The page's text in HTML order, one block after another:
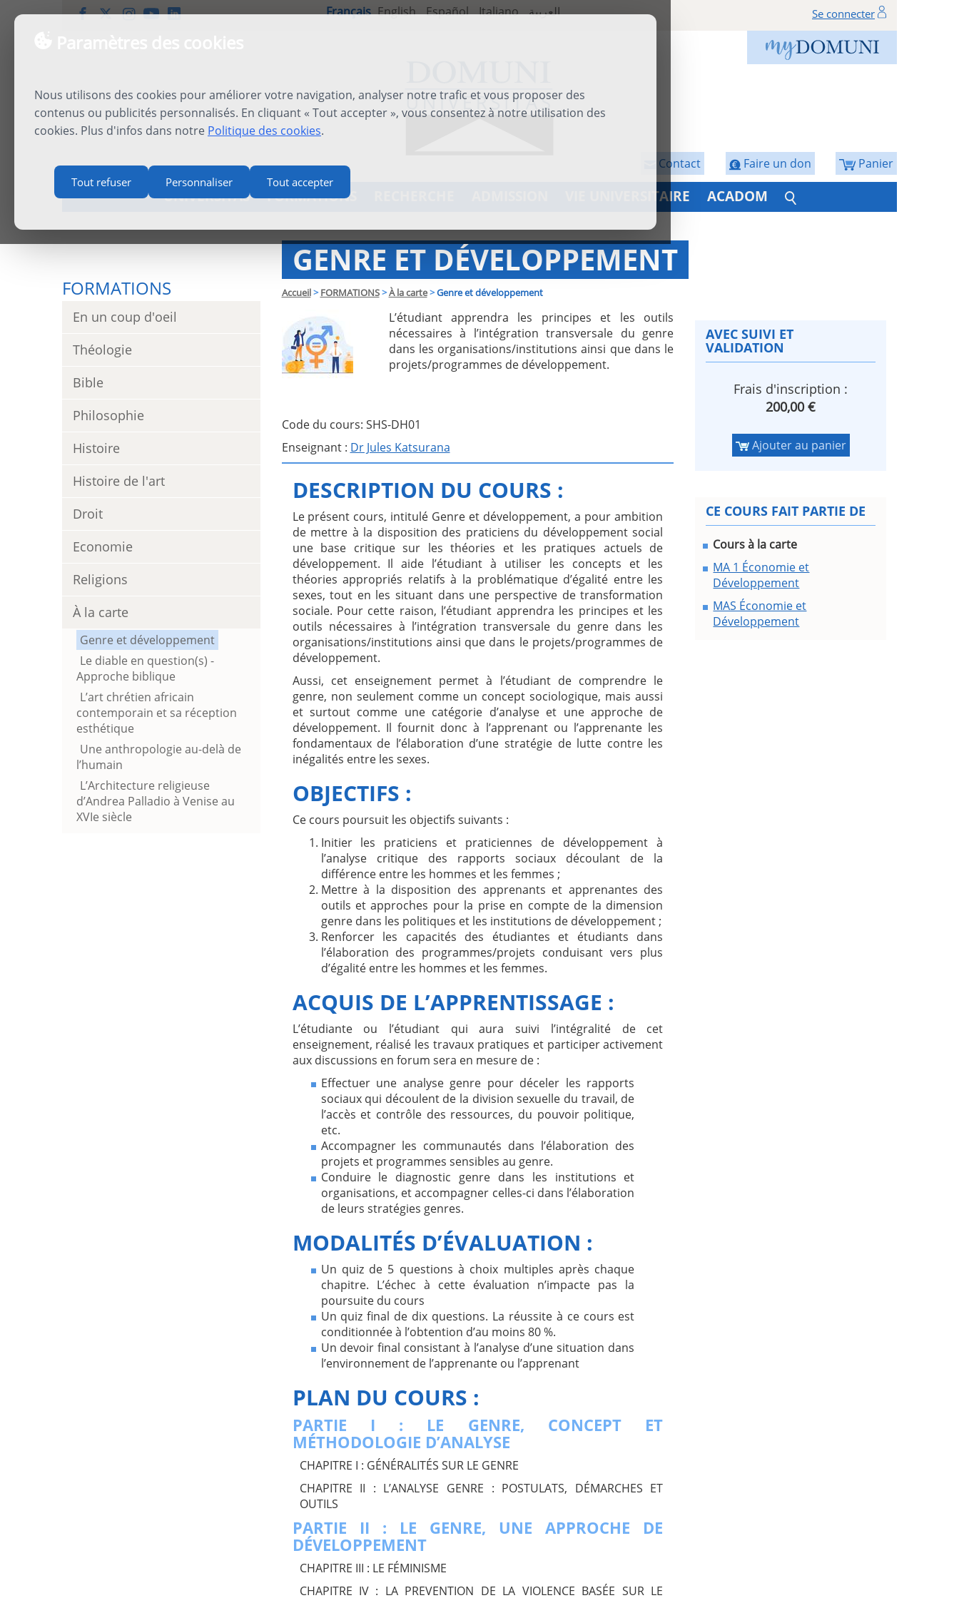
Nous utilisons des cookies pour améliorer votre navigation, analyser notre trafic et vous proposer des
contenus ou publicités personnalisés. En cliquant « Tout accepter », vous consentez à notre utilisation des
cookies. Plus d'infos dans notre Politique des cookies.
Tout refuser Personnaliser Tout accepter
Français English Español Italiano العربية Se connecter
Panier
Faire un don
Contact
UNIVERSITAS FORMATIONS VIE UNIVERSITAIRE ACADOM
FORMATIONS
En un coup d'oeil
Théologie
Bible
Philosophie
Histoire
Histoire de l'art
Droit
Economie
Religions
À la carte
Genre et développement
Le diable en question(s) -
Approche biblique
L’art chrétien africain
contemporain et sa réception
esthétique
Une anthropologie au-delà de
l’humain
L’Architecture religieuse
d’Andrea Palladio à Venise au
XVIe siècle
GENRE ET DÉVELOPPEMENT
Accueil> FORMATIONS>À la carte>Genre et développement
L’étudiant apprendra les principes et les outils
nécessaires à l’intégration transversale du genre
dans les organisations/institutions ainsi que dans le
projets/programmes de développement.
Code du cours: SHS-DH01
Enseignant : Dr Jules Katsurana
DESCRIPTION DU COURS :
Le présent cours, intitulé Genre et développement, a pour ambition
de mettre à la disposition des praticiens du développement social
une base critique sur les théories et les pratiques actuels de
développement. Il aide l’étudiant à utiliser les concepts et les
théories appropriés relatifs à la problématique d’égalité entre les
sexes, tout en les situant dans une perspective de transformation
sociale. Pour cette raison, l’étudiant apprendra les principes et les
outils nécessaires à l’intégration transversale du genre dans les
organisations/institutions ainsi que dans le projets/programmes de
développement.
Aussi, cet enseignement permet à l’étudiant de comprendre le
genre, non seulement comme un concept sociologique, mais aussi
et surtout comme une catégorie d’analyse et une approche de
développement. Il fournit donc à l’apprenant ou l’apprenante les
fondamentaux de l’élaboration d’une stratégie de lutte contre les
inégalités entre les sexes.
OBJECTIFS :
Ce cours poursuit les objectifs suivants :
Initier les praticiens et praticiennes de développement à
l’analyse critique des rapports sociaux découlant de la
différence entre les hommes et les femmes ;
Mettre à la disposition des apprenants et apprenantes des
outils et approches pour la prise en compte de la dimension
genre dans les politiques et les institutions de développement ;
Renforcer les capacités des étudiantes et étudiants dans
l’élaboration des programmes/projets conduisant vers plus
d’égalité entre les hommes et les femmes.
ACQUIS DE L’APPRENTISSAGE :
L’étudiante ou l’étudiant qui aura suivi l’intégralité de cet
enseignement, réalisé les travaux pratiques et participer activement
aux discussions en forum sera en mesure de :
Effectuer une analyse genre pour déceler les rapports
sociaux qui découlent de la division sexuelle du travail, de
l’accès et contrôle des ressources, du pouvoir politique,
etc.
Accompagner les communautés dans l’élaboration des
projets et programmes sensibles au genre.
Conduire le diagnostic genre dans les institutions et
organisations, et accompagner celles-ci dans l’élaboration
de leurs stratégies genres.
MODALITÉS D’ÉVALUATION :
Un quiz de 5 questions à choix multiples après chaque
chapitre. L’échec à cette évaluation n’impacte pas la
poursuite du cours
Un quiz final de dix questions. La réussite à ce cours est
conditionnée à l’obtention d’au moins 80 %.
Un devoir final consistant à l’analyse d’une situation dans
l’environnement de l’apprenante ou l’apprenant
PLAN DU COURS :
PARTIE I : LE GENRE, CONCEPT ET
MÉTHODOLOGIE D’ANALYSE
CHAPITRE I : GÉNÉRALITÉS SUR LE GENRE
CHAPITRE II : L’ANALYSE GENRE : POSTULATS, DÉMARCHES ET
OUTILS
PARTIE II : LE GENRE, UNE APPROCHE DE
DÉVELOPPEMENT
CHAPITRE III : LE FÉMINISME
CHAPITRE IV : LA PREVENTION DE LA VIOLENCE BASÉE SUR LE
AVEC SUIVI ET
VALIDATION
Frais d'inscription :
200,00 €
Ajouter au panier
CE COURS FAIT PARTIE DE
Cours à la carte
MA 1 Économie et
Développement
MAS Économie et
Développement